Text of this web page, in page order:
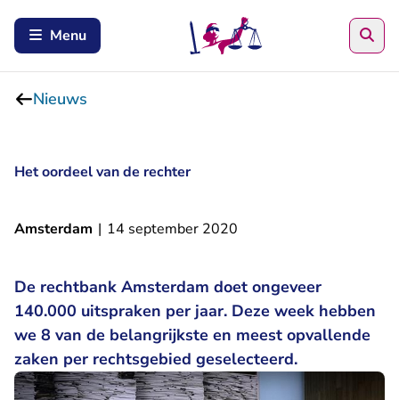
Menu
Nieuws
Het oordeel van de rechter
Amsterdam | 14 september 2020
De rechtbank Amsterdam doet ongeveer
140.000 uitspraken per jaar. Deze week hebben
we 8 van de belangrijkste en meest opvallende
zaken per rechtsgebied geselecteerd.